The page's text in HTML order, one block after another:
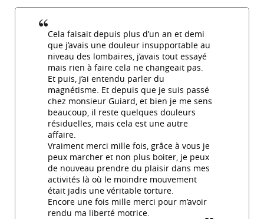
Cela faisait depuis plus d’un an et demi
que j’avais une douleur insupportable au
niveau des lombaires, j’avais tout essayé
mais rien à faire cela ne changeait pas.
Et puis, j’ai entendu parler du
magnétisme. Et depuis que je suis passé
chez monsieur Guiard, et bien je me sens
beaucoup, il reste quelques douleurs
résiduelles, mais cela est une autre
affaire.
Vraiment merci mille fois, grâce à vous je
peux marcher et non plus boiter, je peux
de nouveau prendre du plaisir dans mes
activités là où le moindre mouvement
était jadis une véritable torture.
Encore une fois mille merci pour m’avoir
rendu ma liberté motrice.